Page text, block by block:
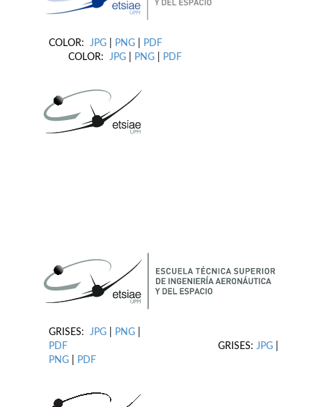
COLOR: JPG PNG
PDF
COLOR: JPG PNG PDF
GRISES: JPG PNG
PDF GRISES: JPG
PNG
PDF